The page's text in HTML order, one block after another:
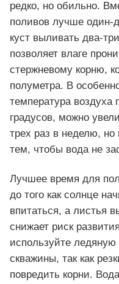
редко, но обильно.
поливов лучше один-
куст выливать два-
позволяет влаге
стержневому корню,
полуметра. В
температура
градусов, можно
трех раз в неделю,
тем, чтобы вода не
Лучшее время для
до того как солнце
впитаться, а листья
снижает риск
используйте
скважины, так как
повредить корни.